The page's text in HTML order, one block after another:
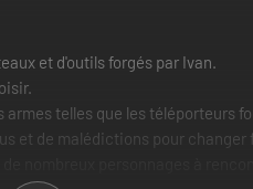
et d'outils forgés par Ivan.
telles que les téléporteurs
et de malédictions pour changer